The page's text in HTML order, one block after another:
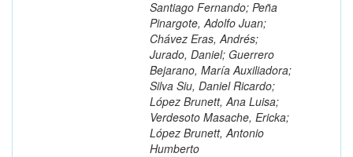
Santiago Fernando; Peña
Pinargote, Adolfo Juan;
Chávez Eras, Andrés;
Jurado, Daniel; Guerrero
Bejarano, María Auxiliadora;
Silva Siu, Daniel Ricardo;
López Brunett, Ana Luisa;
Verdesoto Masache, Ericka;
López Brunett, Antonio
Humberto